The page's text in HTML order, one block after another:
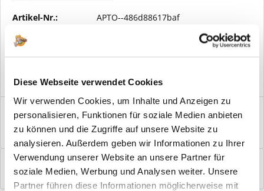
Diese Webseite verwendet Cookies
Wir verwenden Cookies, um Inhalte und Anzeigen zu
personalisieren, Funktionen für soziale Medien anbieten
zu können und die Zugriffe auf unsere Website zu
analysieren. Außerdem geben wir Informationen zu Ihrer
Verwendung unserer Website an unsere Partner für
soziale Medien, Werbung und Analysen weiter. Unsere
Partner führen diese Informationen möglicherweise mit
Artikel-Nr.: APTO--486d88617baf
Vorteile
Windfangelemente online am Bildschirm konfigurieren und
einbaufertig bestellen. In wenigen...
Bewertungen
0
Bewertungen lesen, schreiben und diskutieren...mehr